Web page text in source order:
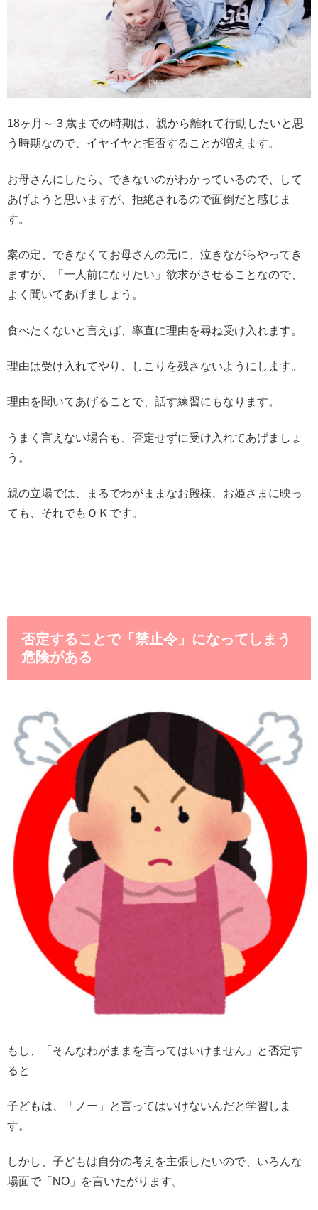
18ヶ月～３歳までの時期は、親から離れて行動したいと思
う時期なので、イヤイヤと拒否することが増えます。
お母さんにしたら、できないのがわかっているので、して
あげようと思いますが、拒絶されるので面倒だと感じま
す。
案の定、できなくてお母さんの元に、泣きながらやってき
ますが、「一人前になりたい」欲求がさせることなので、
よく聞いてあげましょう。
食べたくないと言えば、率直に理由を尋ね受け入れます。
理由は受け入れてやり、しこりを残さないようにします。
理由を聞いてあげることで、話す練習にもなります。
うまく言えない場合も、否定せずに受け入れてあげましょ
う。
親の立場では、まるでわがままなお殿様、お姫さまに映っ
ても、それでもＯＫです。
否定することで「禁止令」になってしまう
危険がある
もし、「そんなわがままを言ってはいけません」と否定す
ると
子どもは、「ノー」と言ってはいけないんだと学習しま
す。
しかし、子どもは自分の考えを主張したいので、いろんな
場面で「NO」を言いたがります。